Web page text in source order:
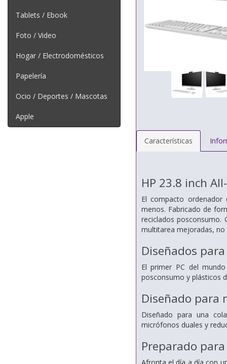
Tablets / Ebook
Foto / Video
Hogar / Electrodomésticos
Papelería
Ocio / Deportes / Mascotas
Apple
Características
HP 23.8 inch
El compacto
menos. Fabricado de
reciclados
multitarea mejoradas, no
Diseñados
El primer PC del
posconsumo y plásticos
Diseñado para
Diseñado para una
micrófonos duales y
Preparado